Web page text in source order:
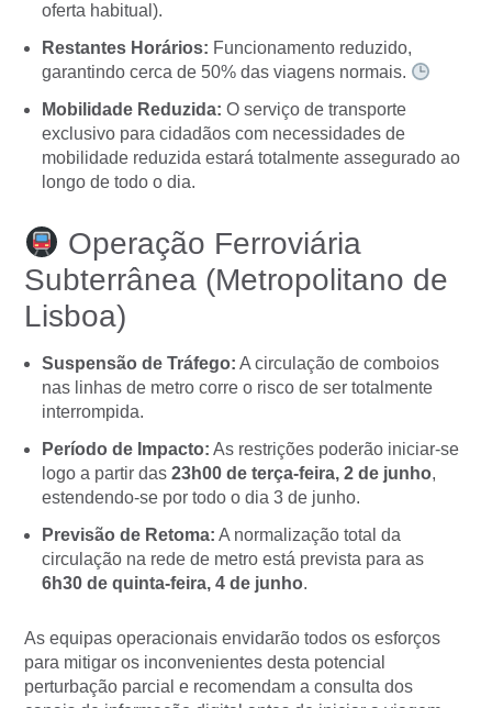
oferta habitual).
Restantes Horários: Funcionamento reduzido,
garantindo cerca de 50% das viagens normais.
Mobilidade Reduzida: O serviço de transporte
exclusivo para cidadãos com necessidades de
mobilidade reduzida estará totalmente assegurado ao
longo de todo o dia.
Operação Ferroviária
Subterrânea (Metropolitano de
Lisboa)
Suspensão de Tráfego: A circulação de comboios
nas linhas de metro corre o risco de ser totalmente
interrompida.
Período de Impacto: As restrições poderão iniciar-se
logo a partir das 23h00 de terça-feira, 2 de junho,
estendendo-se por todo o dia 3 de junho.
Previsão de Retoma: A normalização total da
circulação na rede de metro está prevista para as
6h30 de quinta-feira, 4 de junho.
As equipas operacionais envidarão todos os esforços
para mitigar os inconvenientes desta potencial
perturbação parcial e recomendam a consulta dos